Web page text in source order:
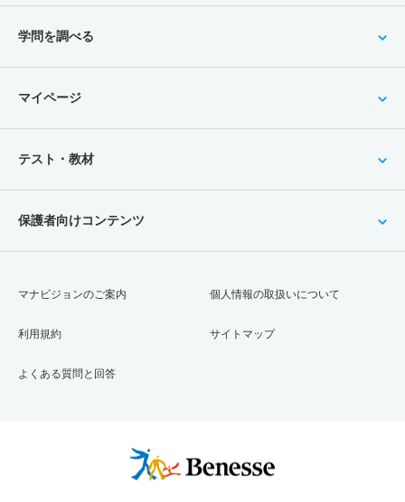
学問を調べる
マイページ
テスト・教材
保護者向けコンテンツ
マナビジョンのご案内
利用規約
よくある質問と回答
個人情報の取扱いについて
サイトマップ